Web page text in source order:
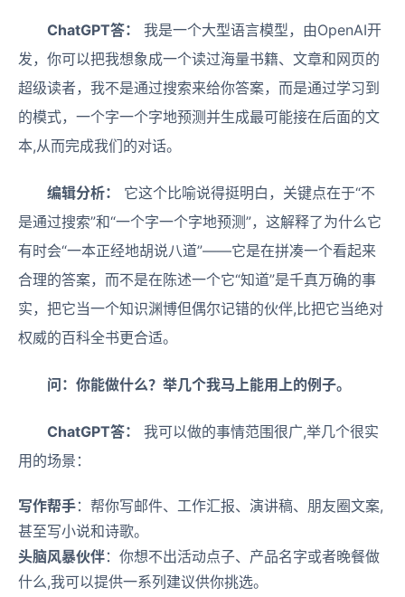
ChatGPT答：
我是一个大型语言模型，由OpenAI开
发，你可以把我想象成一个读过海量书籍、文章和网页的
超级读者，我不是通过搜索来给你答案，而是通过学习到
的模式，一个字一个字地预测并生成最可能接在后面的文
本,从而完成我们的对话。
编辑分析：
它这个比喻说得挺明白，关键点在于“不
是通过搜索”和“一个字一个字地预测”，这解释了为什么它
有时会“一本正经地胡说八道”——它是在拼凑一个看起来
合理的答案，而不是在陈述一个它“知道”是千真万确的事
实，把它当一个知识渊博但偶尔记错的伙伴,比把它当绝对
权威的百科全书更合适。
问：你能做什么？举几个我马上能用上的例子。
ChatGPT答：
我可以做的事情范围很广,举几个很实
用的场景：
写作帮手：帮你写邮件、工作汇报、演讲稿、朋友圈文案,
甚至写小说和诗歌。
头脑风暴伙伴：你想不出活动点子、产品名字或者晚餐做
什么,我可以提供一系列建议供你挑选。